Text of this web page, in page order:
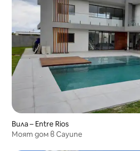
Вила – Entre Rios
Моят дом в Сауипе